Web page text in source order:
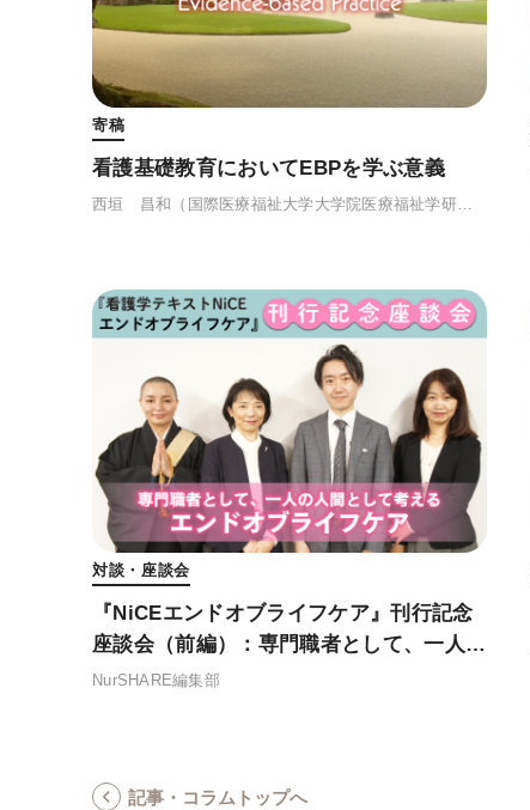
寄稿
看護基礎教育においてEBPを学ぶ意義
西垣 昌和 （国際医療福祉大学大学院医療福祉学研究科保健医療学専攻 教授）
対談・座談会
『NiCEエンドオブライフケア』刊行記念
座談会（前編）：専門職者として、一人の
人間として考えるエンドオブライフケア
NurSHARE編集部
記事・コラムトップへ